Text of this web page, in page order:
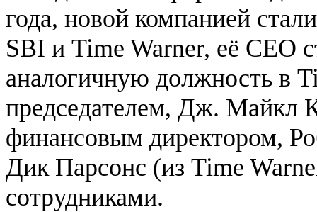
года, новой компанией
SBI и Time Warner, её CEO
аналогичную должность в
председателем, Дж. Майкл
финансовым директором,
Дик Парсонс (из Time
сотрудниками.